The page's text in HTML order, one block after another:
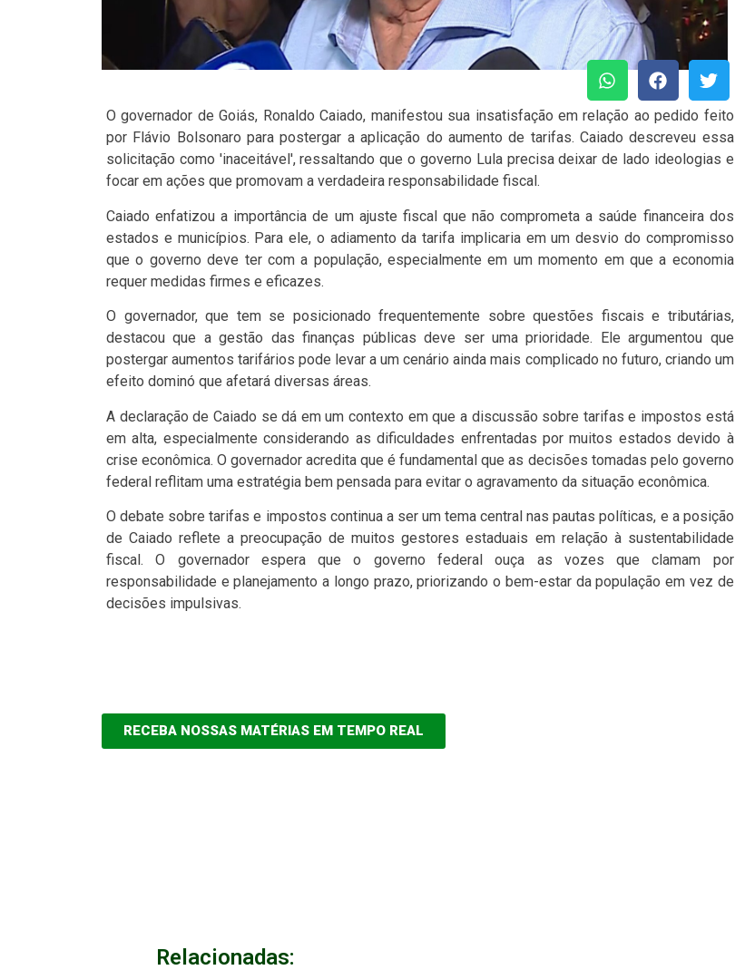
O governador de Goiás, Ronaldo Caiado, manifestou sua insatisfação em relação ao pedido feito
por Flávio Bolsonaro para postergar a aplicação do aumento de tarifas. Caiado descreveu essa
solicitação como 'inaceitável', ressaltando que o governo Lula precisa deixar de lado ideologias e
focar em ações que promovam a verdadeira responsabilidade fiscal.
Caiado enfatizou a importância de um ajuste fiscal que não comprometa a saúde financeira dos
estados e municípios. Para ele, o adiamento da tarifa implicaria em um desvio do compromisso
que o governo deve ter com a população, especialmente em um momento em que a economia
requer medidas firmes e eficazes.
O governador, que tem se posicionado frequentemente sobre questões fiscais e tributárias,
destacou que a gestão das finanças públicas deve ser uma prioridade. Ele argumentou que
postergar aumentos tarifários pode levar a um cenário ainda mais complicado no futuro, criando um
efeito dominó que afetará diversas áreas.
A declaração de Caiado se dá em um contexto em que a discussão sobre tarifas e impostos está
em alta, especialmente considerando as dificuldades enfrentadas por muitos estados devido à
crise econômica. O governador acredita que é fundamental que as decisões tomadas pelo governo
federal reflitam uma estratégia bem pensada para evitar o agravamento da situação econômica.
O debate sobre tarifas e impostos continua a ser um tema central nas pautas políticas, e a posição
de Caiado reflete a preocupação de muitos gestores estaduais em relação à sustentabilidade
fiscal. O governador espera que o governo federal ouça as vozes que clamam por
responsabilidade e planejamento a longo prazo, priorizando o bem-estar da população em vez de
decisões impulsivas.
RECEBA NOSSAS MATÉRIAS EM TEMPO REAL
Relacionadas: